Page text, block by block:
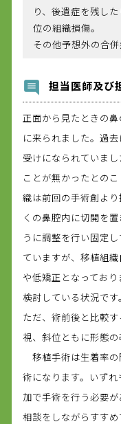
り、後遺症を残し
位の組織損傷。
その他予想外の合併
担当医師及び
正面から見たときの
に来られました。過
受けになられていま
ことが無かったとの
織は前回の手術創よ
くの鼻腔内に切開を
うに調整を行い固定
ていますが、移植組
や低矯正となってお
検討している状況です。
ただ、術前後と比較
視、斜位ともに形態の
移植手術は生着率の
術になります。いず
加で手術を行う必要
相談をしながらすすめ